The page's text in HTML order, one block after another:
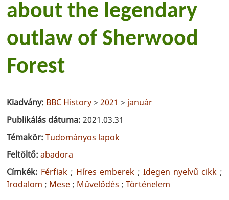
about the legendary
outlaw of Sherwood
Forest
Kiadvány: BBC History>2021 > január
Publikálás dátuma:2021.03.31
Témakör:Tudományos lapok
Feltöltő:abadora
Címkék: Férfiak ; Híres emberek ; Idegen nyelvű cikk;
Irodalom ; Mese ; Művelődés ;Történelem